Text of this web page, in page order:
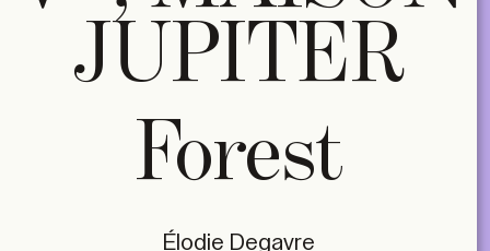
JUPITER
Forest
Élodie Degavre